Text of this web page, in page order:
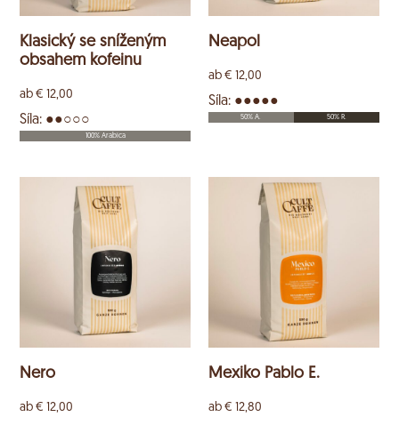
Klasický se sníženým
obsahem kofeinu
ab€ 12,00
Síla: ●●○○○
100% Arabica
Neapol
ab € 12,00
Síla: ●●●●●
50% A. 50% R.
Nero
ab€ 12,00
Mexiko Pablo E.
ab € 12,80